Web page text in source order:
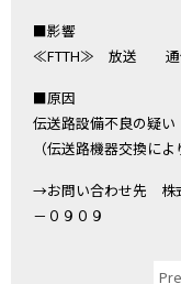
■影響
≪FTTH≫ 放
■原因
伝送路設備不良の疑い
（伝送路機器交換によ
→お問い合わせ先 株
－０９０９